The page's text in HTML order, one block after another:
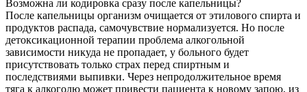
Возможна ли кодировка сразу после капельницы?
После капельницы организм очищается от этилового спирта и
продуктов распада, самочувствие нормализуется. Но после
детоксикационной терапии проблема алкогольной
зависимости никуда не пропадает, у больного будет
присутствовать только страх перед спиртным и
последствиями выпивки. Через непродолжительное время
тяга к алкоголю может привести пациента к новому запою, из